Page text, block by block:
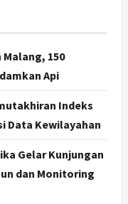
150
Api
Indeks
Data Kewilayahan
Gelar Kunjungan
dan Monitoring
Supervisi
Pembangunan
Kalurahan
Febrie
Diusut Tuntas,
Reformasi